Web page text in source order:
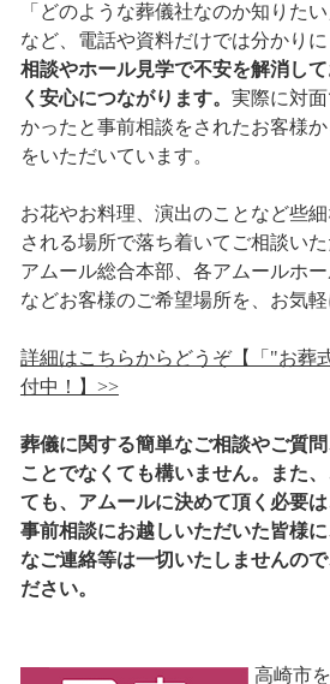
「どのような葬儀社なのか知りたい
など、電話や資料だけでは分かりに
相談やホール見学で不安を解消し
く安心につながります。 実際に対
かったと事前相談をされたお客様
をいただいています。
お花やお料理、演出のことなど些
される場所で落ち着いてご相談いた
アムール総合本部、各アムールホ
などお客様のご希望場所を、お気軽
詳細はこちらからどうぞ【「"お葬
付中！】>>
葬儀に関する簡単なご相談やご質
ことでなくても構いません。また
ても、アムールに決めて頂く必要は
事前相談にお越しいただいた皆様
なご連絡等は一切いたしませんの
ださい。
高崎市